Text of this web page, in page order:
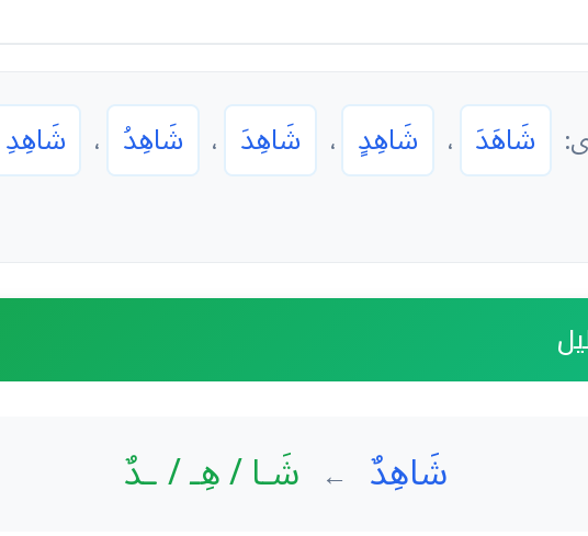
شَاهَدَ ، شَاهِدٍ ، شَاهِدَ ، شَاهِدُ ، شَاهِدِ
شَاهِدٌ ← شَـا / هِـ / ـدٌ